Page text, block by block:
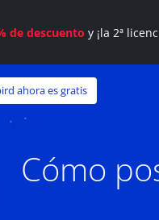
ahora es gratis
Cómo
de descuento y ¡la 2ª